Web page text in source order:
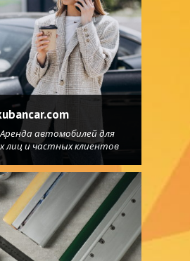
автомобилей для
лиц и частных клиентов